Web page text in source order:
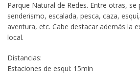
Parque Natural de Redes. Entre otras, se
senderismo, escalada, pesca, caza,
aventura, etc. Cabe destacar además la
local.
Distancias:
Estaciones de esquí: 15min